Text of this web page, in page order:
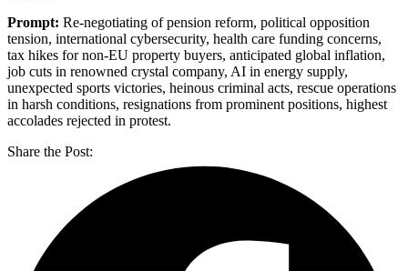
Prompt: Re-negotiating of pension reform, political opposition
tension, international cybersecurity, health care funding concerns,
tax hikes for non-EU property buyers, anticipated global inflation,
job cuts in renowned crystal company, AI in energy supply,
unexpected sports victories, heinous criminal acts, rescue operations
in harsh conditions, resignations from prominent positions, highest
accolades rejected in protest.
Share the Post: